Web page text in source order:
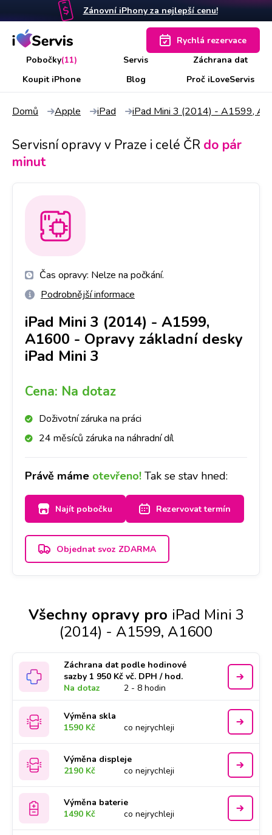
Zánovní iPhony za nejlepší cenu!
Pobočky(11) Servis
Záchrana dat
Koupit iPhone
Blog Proč iLoveServis
Rychlá rezervace
Domů Apple iPad iPad Mini 3 (2014) - A1599,
Servisní opravy v Praze i celé ČR do pár
minut
Čas opravy: Nelze na počkání.
Podrobnější informace
iPad Mini 3 (2014) - A1599,
A1600 - Opravy základní desky
iPad Mini 3
Cena: Na dotaz
Doživotní záruka na práci
24 měsíců záruka na náhradní díl
Právě máme otevřeno! Tak se stav hned:
Najít pobočku Rezervovat termín
Objednat svoz ZDARMA
Všechny opravy pro iPad Mini 3
(2014) - A1599, A1600
Záchrana dat podle hodinové
sazby 1 950 Kč vč. DPH / hod.
Na dotaz
2 - 8 hodin
Výměna skla
1590 Kč
co nejrychleji
Výměna displeje
2190 Kč
co nejrychleji
Výměna baterie
1490 Kč
co nejrychleji